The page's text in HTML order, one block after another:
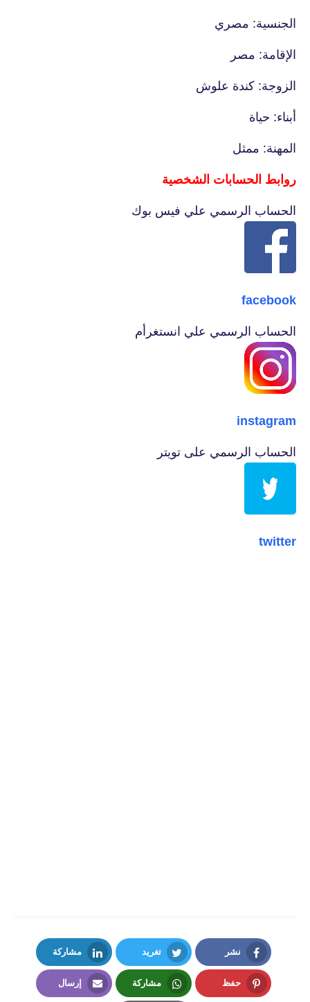
الجنسية: مصري
الإقامة: مصر
الزوجة: كندة علوش
أبناء: حياة
المهنة: ممثل
روابط الحسابات الشخصية
الحساب الرسمي علي فيس بوك
facebook
الحساب الرسمي علي انستغرأم
instagram
الحساب الرسمي على تويتر
twitter
نشر
Facebook
تغريد
Twitter
مشاركة
LinkedIn
حفظ مشاركة إرسال